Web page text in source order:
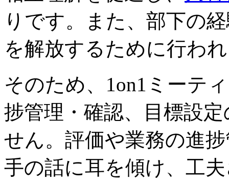
りです。また、部下の
を解放するために行わ
そのため、1on1ミーテ
捗管理・確認、目標設
せん。評価や業務の進
手の話に耳を傾け、工